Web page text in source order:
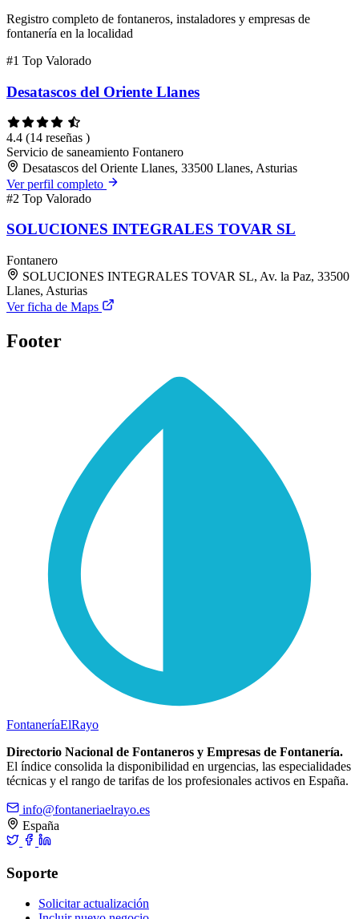
Registro completo de fontaneros, instaladores y empresas de
fontanería en la localidad
#1 Top Valorado
Desatascos del Oriente Llanes
4.4 (14 reseñas )
Servicio de saneamiento Fontanero
Desatascos del Oriente Llanes, 33500 Llanes, Asturias
Ver perfil completo
#2 Top Valorado
SOLUCIONES INTEGRALES TOVAR SL
Fontanero
SOLUCIONES INTEGRALES TOVAR SL, Av. la Paz, 33500
Llanes, Asturias
Ver ficha de Maps
Footer
FontaneríaElRayo
Directorio Nacional de Fontaneros y Empresas de Fontanería.
El índice consolida la disponibilidad en urgencias, las especialidades
técnicas y el rango de tarifas de los profesionales activos en España.
info@fontaneriaelrayo.es
España
Soporte
Solicitar actualización